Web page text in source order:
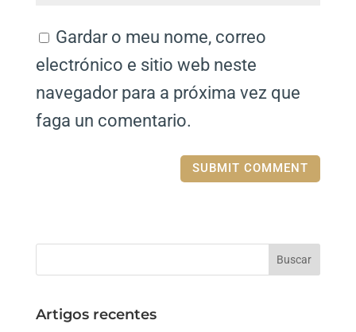
Gardar o meu nome, correo
electrónico e sitio web neste
navegador para a próxima vez que
faga un comentario.
Artigos recentes